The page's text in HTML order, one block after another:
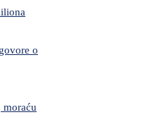
o
moraću